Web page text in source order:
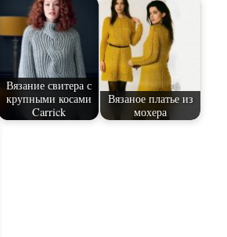
Вязание свитера с
крупными косами
Carrick
Вязаное платье из
мохера